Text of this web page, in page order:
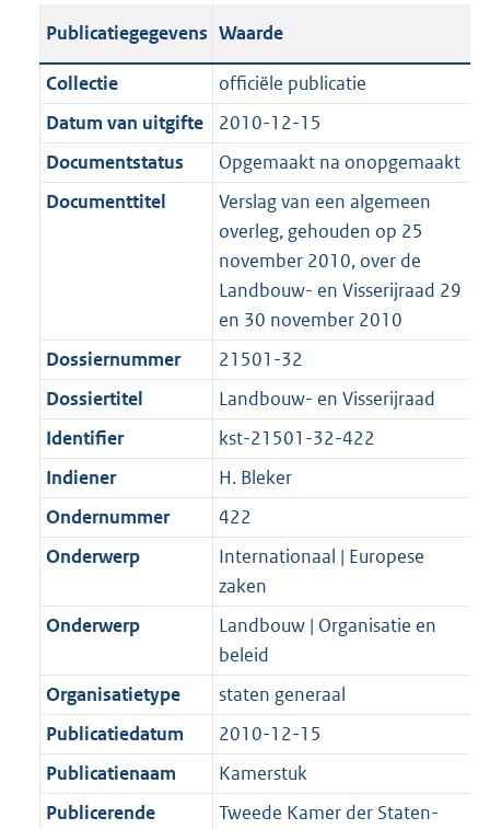
a
i
e
i
n
f
t
e
1
7
K
b
c
t
i
e
i
n
a
t
t
:
0
K
b
i
a
t
i
e
i
a
a
t
t
e
1
2
9
l
c
a
t
i
e
m
a
a
t
o
t
:
4
6
a
n
d
s
g
r
o
o
t
t
e
:
2
K
b
a
n
d
s
g
r
o
o
t
t
e
:
2
K
Publicatiegegevens Waarde
Collectie
officiële publicatie
Datum van uitgifte
2010-12-15
Documentstatus
Opgemaakt na onopgemaakt
Documenttitel
Verslag van een algemeen
overleg, gehouden op 25
november 2010, over de
Landbouw- en Visserijraad 29
en 30 november 2010
Dossiernummer
21501-32
Dossiertitel
Landbouw- en Visserijraad
Identifier
kst-21501-32-422
Indiener
H. Bleker
Ondernummer
422
Onderwerp
Internationaal | Europese
zaken
Onderwerp
Landbouw | Organisatie en
beleid
Organisatietype
staten generaal
Publicatiedatum
2010-12-15
Publicatienaam
Kamerstuk
Publicerende
Tweede Kamer der Staten-